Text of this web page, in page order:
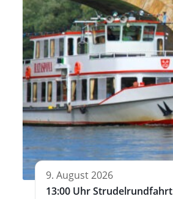
9. August 2026
13:00 Uhr Strudelrundfahrt